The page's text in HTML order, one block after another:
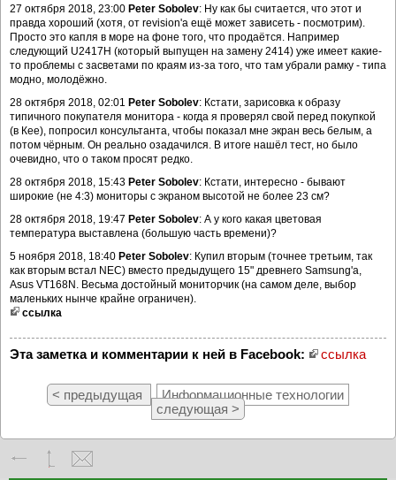
27 октября 2018, 23:00 Peter Sobolev: Ну как бы считается, что этот и
правда хороший (хотя, от revision'а ещё может зависеть - посмотрим).
Просто это капля в море на фоне того, что продаётся. Например
следующий U2417H (который выпущен на замену 2414) уже имеет какие-
то проблемы с засветами по краям из-за того, что там убрали рамку - типа
модно, молодёжно.
28 октября 2018, 02:01 Peter Sobolev: Кстати, зарисовка к образу
типичного покупателя монитора - когда я проверял свой перед покупкой
(в Кее), попросил консультанта, чтобы показал мне экран весь белым, а
потом чёрным. Он реально озадачился. В итоге нашёл тест, но было
очевидно, что о таком просят редко.
28 октября 2018, 15:43 Peter Sobolev: Кстати, интересно - бывают
широкие (не 4:3) мониторы с экраном высотой не более 23 см?
28 октября 2018, 19:47 Peter Sobolev: А у кого какая цветовая
температура выставлена (большую часть времени)?
5 ноября 2018, 18:40 Peter Sobolev: Купил вторым (точнее третьим, так
как вторым встал NEC) вместо предыдущего 15" древнего Samsung'a,
Asus VT168N. Весьма достойный мониторчик (на самом деле, выбор
маленьких нынче крайне ограничен).
ссылка
Эта заметка и комментарии к ней в Facebook: ссылка
< предыдущая
Информационные технологии
следующая >